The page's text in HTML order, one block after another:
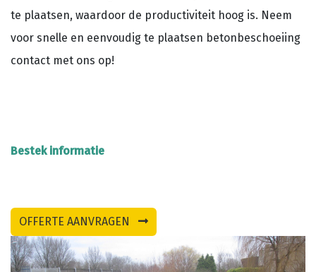
te plaatsen, waardoor de productiviteit hoog is. Neem
voor snelle en eenvoudig te plaatsen betonbeschoeiing
contact met ons op!
Bestek informatie
OFFERTE AANVRAGEN